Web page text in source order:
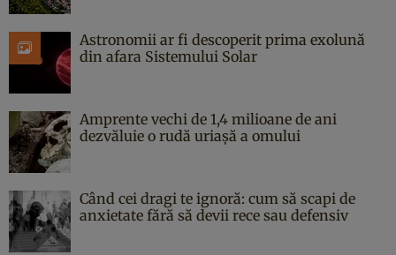
Astronomii ar fi descoperit prima exolună
din afara Sistemului Solar
Amprente vechi de 1,4 milioane de ani
dezvăluie o rudă uriașă a omului
Când cei dragi te ignoră: cum să scapi de
anxietate fără să devii rece sau defensiv